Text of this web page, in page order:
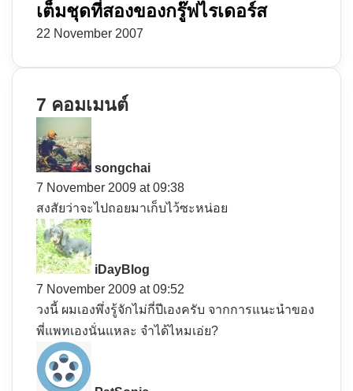
เต็มชุดที่สองของกรู๊ฟไรเดอร์ส
22 November 2007
7 คอมเมนต์
songchai
s
:
7 November 2009 at 09:38
สงสัยว่าจะไปถอยมาเก็บไว้ซะหน่อย
iDayBlog
s
:
7 November 2009 at 09:52
วงนี้ ผมเองพึ่งรู้จักไม่กี่ปีเองครับ จากการแนะนำของ
พี่แพทเองนั่นแหละ จำได้ไหมเอ่ย?